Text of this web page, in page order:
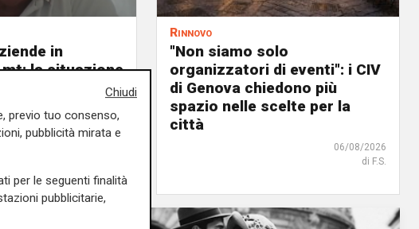
in
la situazione
06/08/2026
Rinnovo
"Non siamo solo
organizzatori di eventi": i CIV
di Genova chiedono più
spazio nelle scelte per la
città
06/08/2026
di F.S.
Chiudi
previo tuo consenso,
pubblicità mirata e
per le seguenti finalità
pubblicitarie,